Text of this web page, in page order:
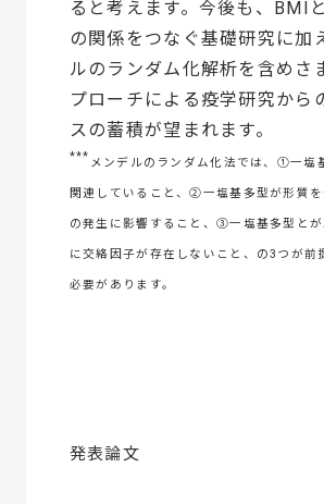
ると考えます。今後も、BMI
の関係をつなぐ基礎研究に加
ルのランダム化解析を含めさ
プローチによる疫学研究から
スの蓄積が望まれます。
*** メンデルのランダム化法では、①一塩
関連していること、②一塩基多型が形質
の発生に影響すること、③一塩基多型と
に交絡因子が存在しないこと、の3つが前
必要があります。
発表論文